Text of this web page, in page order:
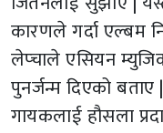
कारणले गर्दा एल्बम
लेप्चाले एसियन
पुनर्जन्म दिएको
गायकलाई हौसला